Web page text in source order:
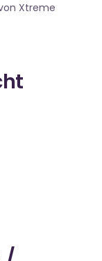
Xtreme